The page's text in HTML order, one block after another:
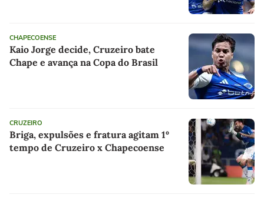
CHAPECOENSE
Kaio Jorge decide, Cruzeiro bate
Chape e avança na Copa do Brasil
CRUZEIRO
Briga, expulsões e fratura agitam 1º
tempo de Cruzeiro x Chapecoense